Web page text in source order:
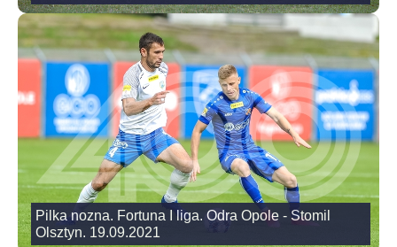
Pilka nozna. Fortuna I liga. Odra Opole - Stomil
Olsztyn. 19.09.2021